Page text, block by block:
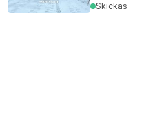
Skickas